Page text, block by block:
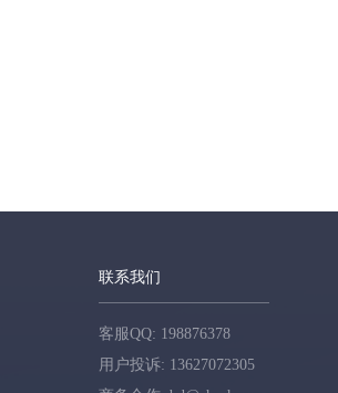
联系我们
客服QQ: 198876378
用户投诉: 13627072305